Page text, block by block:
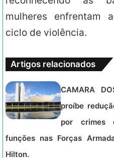
mulheres enfrentam
ciclo de violência.
Artigos relacionados
CAMARA
proíbe
por crimes
funções nas Forças
Hilton.